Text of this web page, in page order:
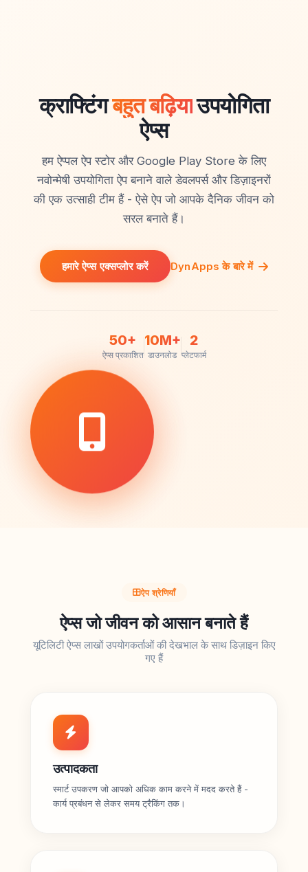
क्राफ्टिंगबहुत बढ़ियाउपयोगिता
ऐप्स
हम ऐप्पल ऐप स्टोर और Google Play Store के लिए
नवोन्मेषी उपयोगिता ऐप बनाने वाले डेवलपर्स और डिज़ाइनरों
की एक उत्साही टीम हैं - ऐसे ऐप जो आपके दैनिक जीवन को
सरल बनाते हैं।
हमारे ऐप्स एक्सप्लोर करें DynApps के बारे में
50+
ऐप्स प्रकाशित
10M+
डाउनलोड
2
प्लेटफार्म
ऐप श्रेणियाँ
ऐप्स जो जीवन को आसान बनाते हैं
यूटिलिटी ऐप्स लाखों उपयोगकर्ताओं की देखभाल के साथ डिज़ाइन किए
गए हैं
उत्पादकता
स्मार्ट उपकरण जो आपको अधिक काम करने में मदद करते हैं -
कार्य प्रबंधन से लेकर समय ट्रैकिंग तक।